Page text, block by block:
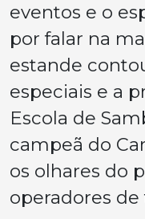
eventos e o
por falar na
estande
especiais e a
Escola de
campeã do
os olhares do
operadores